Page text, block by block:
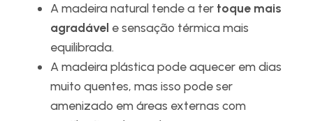
A madeira natural tende a ter toque mais
agradável e sensação térmica mais
equilibrada.
A madeira plástica pode aquecer em dias
muito quentes, mas isso pode ser
amenizado em áreas externas com